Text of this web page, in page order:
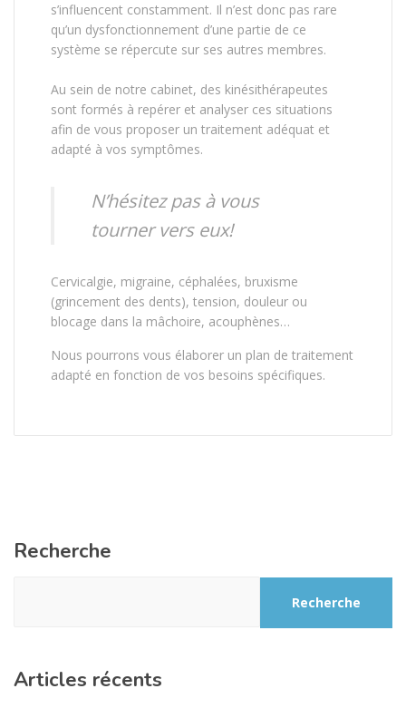
s’influencent constamment. Il n’est donc pas rare
qu’un dysfonctionnement d’une partie de ce
système se répercute sur ses autres membres.
Au sein de notre cabinet, des kinésithérapeutes
sont formés à repérer et analyser ces situations
afin de vous proposer un traitement adéquat et
adapté à vos symptômes.
N’hésitez pas à vous
tourner vers eux!
Cervicalgie, migraine, céphalées, bruxisme
(grincement des dents), tension, douleur ou
blocage dans la mâchoire, acouphènes…
Nous pourrons vous élaborer un plan de traitement
adapté en fonction de vos besoins spécifiques.
Recherche
Recherche
Articles récents